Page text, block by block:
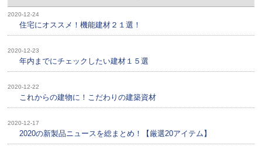
2020-12-24
住宅にオススメ！機能建材２１選！
2020-12-23
年内までにチェックしたい建材１５選
2020-12-22
これからの建物に！こだわりの建築資材
2020-12-17
2020の新製品ニュースを総まとめ！【厳選20アイテム】